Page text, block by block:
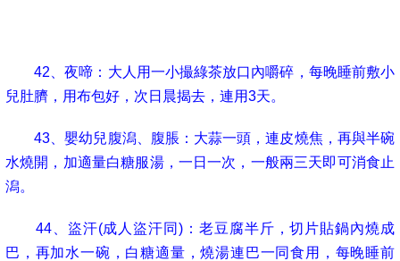
42 、夜啼：大人用一小撮綠茶放口內嚼碎，每晚睡前敷小
兒肚臍，用布包好，次日晨揭去，連用3天。
43 、嬰幼兒腹潟、腹脹：大蒜一頭，連皮燒焦，再與半碗
水燒開，加適量白糖服湯，一日一次，一般兩三天即可消食止
潟。
44、盜汗(成人盜汗同) ：老豆腐半斤，切片貼鍋內燒成
巴，再加水一碗，白糖適量，燒湯連巴一同食用，每晚睡前